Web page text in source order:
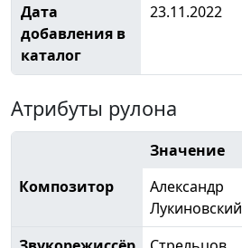
Дата
добавления в
каталог
23.11.2022
Атрибуты рулона
Значение
Композитор
Александр
Лукиновский